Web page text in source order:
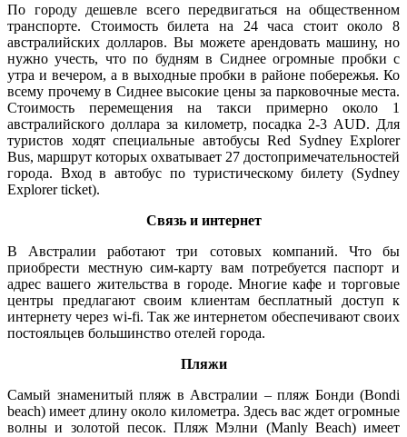
По городу дешевле всего передвигаться на общественном
транспорте. Стоимость билета на 24 часа стоит около 8
австралийских долларов. Вы можете арендовать машину, но
нужно учесть, что по будням в Сиднее огромные пробки с
утра и вечером, а в выходные пробки в районе побережья. Ко
всему прочему в Сиднее высокие цены за парковочные места.
Стоимость перемещения на такси примерно около 1
австралийского доллара за километр, посадка 2-3 AUD. Для
туристов ходят специальные автобусы Red Sydney Explorer
Bus, маршрут которых охватывает 27 достопримечательностей
города. Вход в автобус по туристическому билету (Sydney
Explorer ticket).
Связь и интернет
В Австралии работают три сотовых компаний. Что бы
приобрести местную сим-карту вам потребуется паспорт и
адрес вашего жительства в городе. Многие кафе и торговые
центры предлагают своим клиентам бесплатный доступ к
интернету через wi-fi. Так же интернетом обеспечивают своих
постояльцев большинство отелей города.
Пляжи
Самый знаменитый пляж в Австралии – пляж Бонди (Bondi
beach) имеет длину около километра. Здесь вас ждет огромные
волны и золотой песок. Пляж Мэлни (Manly Beach) имеет